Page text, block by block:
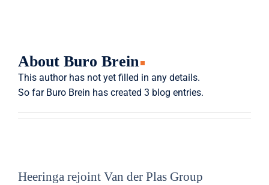
About Buro Brein
This author has not yet filled in any details.
So far Buro Brein has created 3 blog entries.
Heeringa rejoint Van der Plas Group